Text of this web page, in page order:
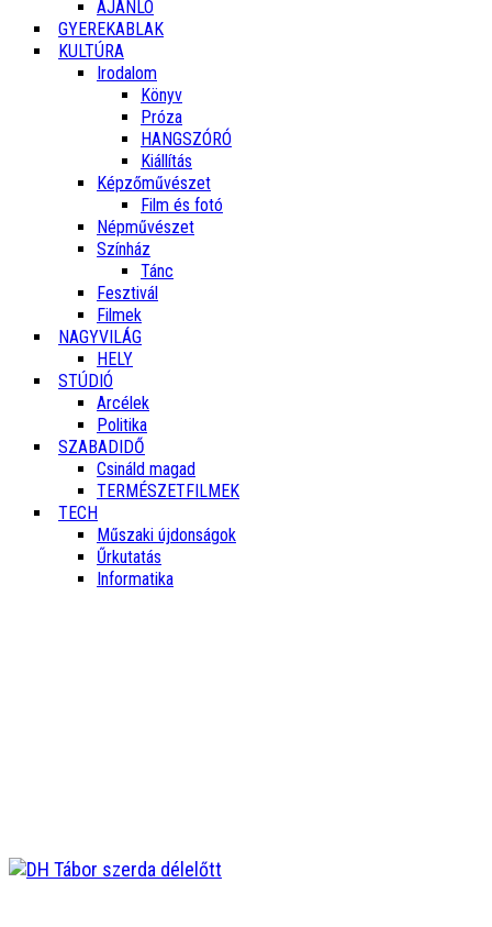
AJÁNLÓ
GYEREKABLAK
KULTÚRA
Irodalom
Könyv
Próza
HANGSZÓRÓ
Kiállítás
Képzőművészet
Film és fotó
Népművészet
Színház
Tánc
Fesztivál
Filmek
NAGYVILÁG
HELY
STÚDIÓ
Arcélek
Politika
SZABADIDŐ
Csináld magad
TERMÉSZETFILMEK
TECH
Műszaki újdonságok
Űrkutatás
Informatika